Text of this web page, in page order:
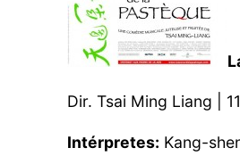
Dir. Tsai Ming Liang |
Intérpretes: Kang-